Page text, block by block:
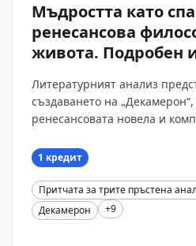
Мъдростта като
ренесансова
живота. Подробен
пръстена“ (ден
трета) от сборника
Бокачо с въпроси и
Литературният анализ
създаването на
ренесансовата новела и
словесната б?...
1 кредит
Притчата за трите пръстена
Декамерон
+9